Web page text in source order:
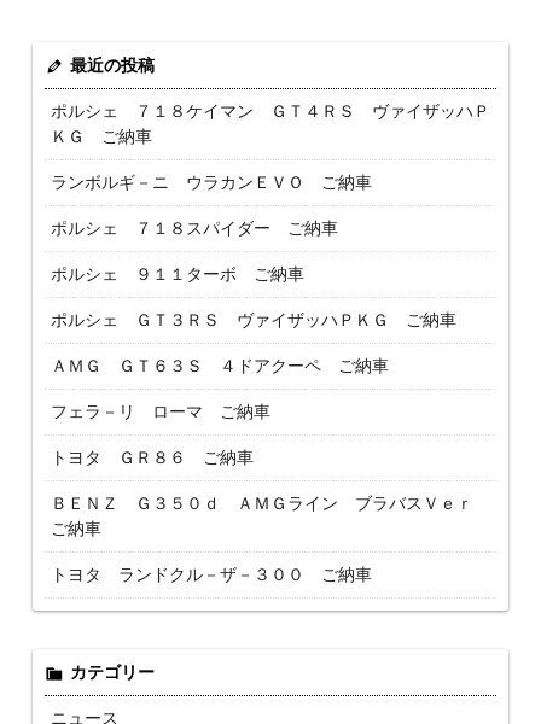
最近の投稿
ポルシェ ７１８ケイマン ＧＴ４ＲＳ ヴァイザッハＰ
ＫＧ ご納車
ランボルギ－ニ ウラカンＥＶＯ ご納車
ポルシェ ７１８スパイダー ご納車
ポルシェ ９１１ターボ ご納車
ポルシェ ＧＴ３ＲＳ ヴァイザッハＰＫＧ ご納車
ＡＭＧ ＧＴ６３Ｓ ４ドアクーペ ご納車
フェラ－リ ローマ ご納車
トヨタ ＧＲ８６ ご納車
ＢＥＮＺ Ｇ３５０ｄ ＡＭＧライン ブラバスＶｅｒ
ご納車
トヨタ ランドクル－ザ－３００ ご納車
カテゴリー
ニュース